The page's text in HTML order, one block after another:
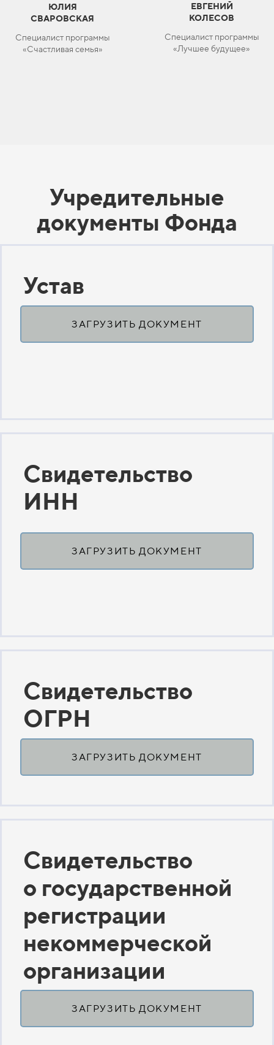
ЮЛИЯ
СВАРОВСКАЯ
Специалист программы
«Счастливая семья»
ЕВГЕНИЙ
КОЛЕСОВ
Специалист программы
«Лучшее будущее»
Учредительные
документы Фонда
Устав
ЗАГРУЗИТЬ ДОКУМЕНТ
Свидетельство
ИНН
ЗАГРУЗИТЬ ДОКУМЕНТ
Свидетельство
ОГРН
ЗАГРУЗИТЬ ДОКУМЕНТ
Свидетельство
о государственной
регистрации
некоммерческой
организации
ЗАГРУЗИТЬ ДОКУМЕНТ